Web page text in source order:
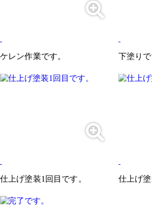
ケレン作業です。 下塗りで
仕上げ塗装1回目です。 仕上げ塗